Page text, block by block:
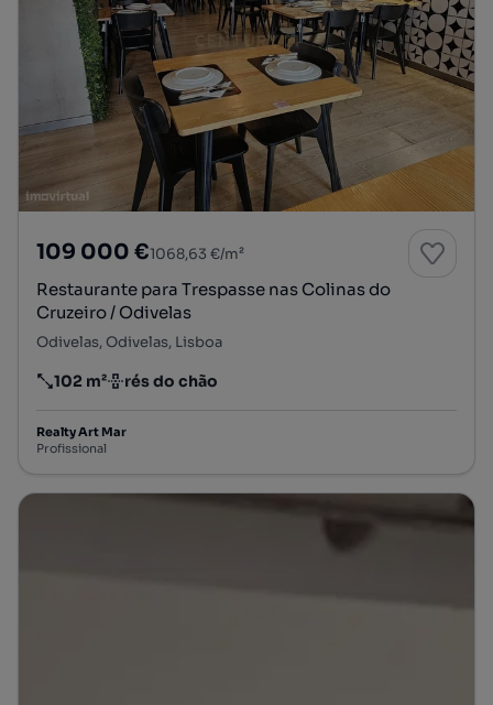
109 000 €1068,63 €/m²
Restaurante para Trespasse nas Colinas do
Cruzeiro / Odivelas
Odivelas, Odivelas, Lisboa
Preço por metro quadrado
102 m²
Andar rés do chão
Realty Art Mar
Profissional